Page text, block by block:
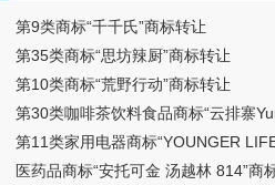
第9类商标“千千氏”商标转让
第35类商标“思坊辣厨”商标转让
第10类商标“荒野行动”商标转让
第30类咖啡茶饮料食品商标“云排寨
第11类家用电器商标“YOUNGER
医药品商标“安托可金 汤越林 814”商